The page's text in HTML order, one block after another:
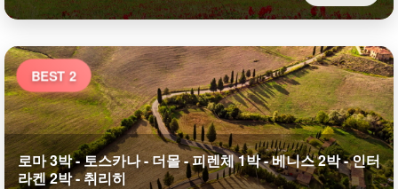
BEST 2
로마 3박 - 토스카나 - 더몰 - 피렌체 1박 - 베니스 2박 - 인터
라켄 2박 - 취리히